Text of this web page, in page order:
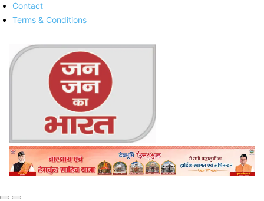
Contact
Terms & Conditions
Jan Jan Ka Bharat
Online Trending Hindi News Website